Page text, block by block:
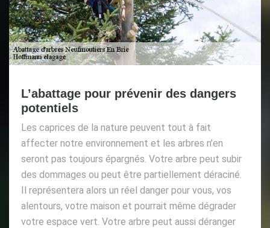
L’abattage pour prévenir des dangers
potentiels
Les caprices de la nature peuvent tout à fait
affecter notre environnement et les arbres n’en
seront pas toujours épargnés. Votre arbre peut subir
des dommages ou peut être partiellement déraciné.
Il représentera alors un réel danger pour vous, vos
alentours, votre maison et pourrait même dégrader
votre espace vert. Votre arbre peut aussi déranger